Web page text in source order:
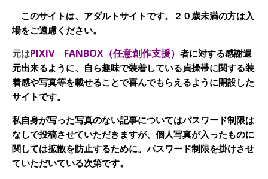
このサイトは、アダルトサイトです。２０歳未満の方は入
場をご遠慮ください。
元はPIXIV FANBOX（任意創作支援） 者に対する感謝還
元出来るように、自ら趣味で装着している貞操帯に関する装
着感や写真等を載せることで喜んでもらえるように開設した
サイトです。
私自身が写った写真のない記事についてはパスワード制限は
なしで投稿させていただきますが、個人写真が入ったものに
関しては拡散を防止するために。パスワード制限を掛けさせ
ていただいている次第です。